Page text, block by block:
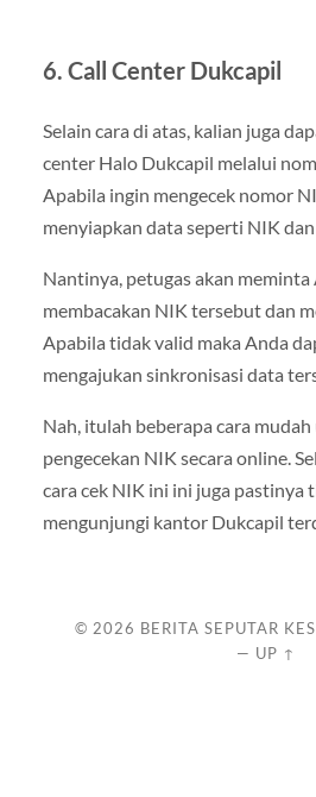
6. Call Center Dukcapil
Selain cara di atas, kalian juga
center Halo Dukcapil melalui
Apabila ingin mengecek nomor
menyiapkan data seperti NIK
Nantinya, petugas akan
membacakan NIK tersebut dan
Apabila tidak valid maka Anda
mengajukan sinkronisasi data
Nah, itulah beberapa cara
pengecekan NIK secara online.
cara cek NIK ini ini juga pastinya
mengunjungi kantor Dukcapil
© 2026 BERITA SEPUTAR
— UP ↑